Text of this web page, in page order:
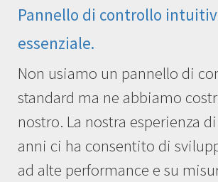
Pannello di controllo
essenziale.
Non usiamo un pannello di
standard ma ne abbiamo
nostro. La nostra esperienza
anni ci ha consentito di
ad alte performance e su